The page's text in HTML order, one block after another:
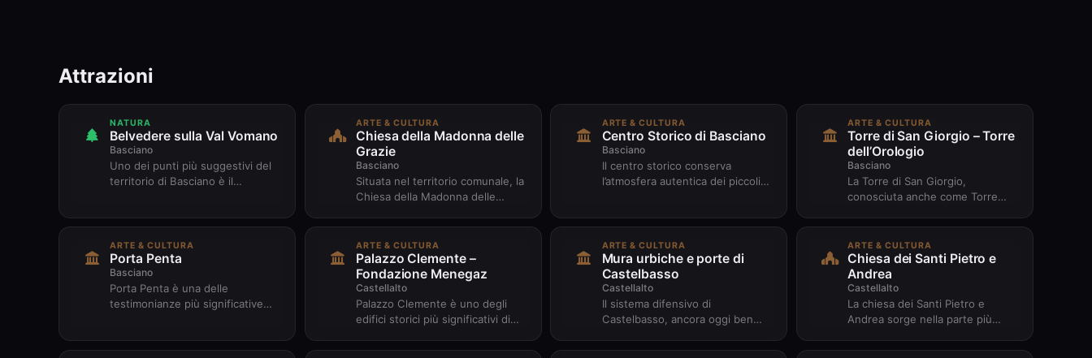
Attrazioni
NATURA
Belvedere sulla Val Vomano
Basciano
Uno dei punti più suggestivi del
territorio di Basciano è il
ARTE & CULTURA
Chiesa della Madonna delle
Grazie
Basciano
Situata nel territorio comunale, la
Chiesa della Madonna delle
religiose e popolari dell...
ARTE & CULTURA
Centro Storico di Basciano
Basciano
Il centro storico conserva
l’atmosfera autentica dei piccoli
ARTE & CULTURA
Torre di San Giorgio – Torre
dell’Orologio
Basciano
La Torre di San Giorgio,
conosciuta anche come Torre
elementi architettonici più
caratteristi...
ARTE & CULTURA
Porta Penta
Basciano
Porta Penta è una delle
testimonianze più significative
u...
ARTE & CULTURA
Palazzo Clemente –
Fondazione Menegaz
Castellalto
Palazzo Clemente è uno degli
edifici storici più significativi di
Fondazione Malvina Menega...
ARTE & CULTURA
Mura urbiche e porte di
Castelbasso
Castellalto
Il sistema difensivo di
Castelbasso, ancora oggi ben
fu ampliato nel XV sec. Le mura
ARTE & CULTURA
Chiesa dei Santi Pietro e
Andrea
Castellalto
La chiesa dei Santi Pietro e
Andrea sorge nella parte più
Castelbasso, frazione di